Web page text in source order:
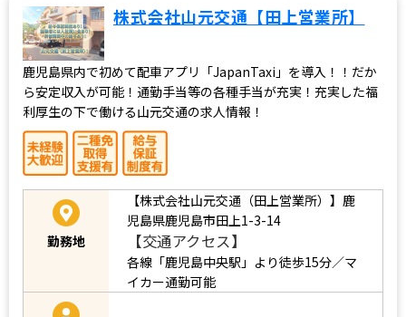
株式会社山元交通【田上営業所】
鹿児島県内で初めて配車アプリ「JapanTaxi」を導入！！だか
ら安定収入が可能！通勤手当等の各種手当が充実！充実した福
利厚生の下で働ける山元交通の求人情報！
勤務地
【株式会社山元交通（田上営業所）】鹿
児島県鹿児島市田上1-3-14
【交通アクセス】
各線「鹿児島中央駅」より徒歩15分／マ
イカー通勤可能